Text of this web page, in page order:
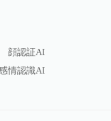
顔認証AI
感情認識AI